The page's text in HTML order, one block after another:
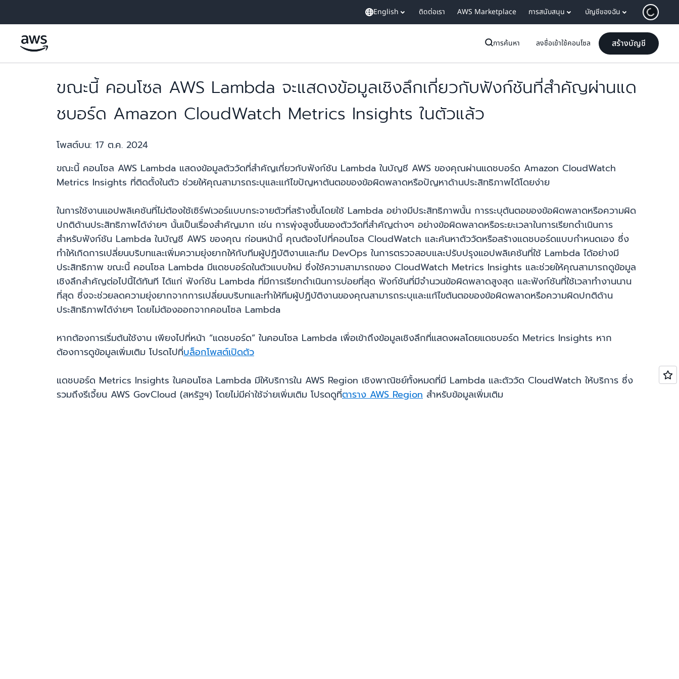
English ติดต่อเรา AWS Marketplace การสนับสนุน บัญชีของฉัน
การค้นหา ลงชื่อเข้าใช้คอนโซล สร้างบัญชี
ขณะนี้ คอนโซล AWS Lambda จะแสดงข้อมูลเชิงลึกเกี่ยวกับฟังก์ชันที่สำคัญผ่านแด
ชบอร์ด Amazon CloudWatch Metrics Insights ในตัวแล้ว
โพสต์บน: 17 ต.ค. 2024
ขณะนี้ คอนโซล AWS Lambda แสดงข้อมูลตัววัดที่สำคัญเกี่ยวกับฟังก์ชัน Lambda ในบัญชี AWS ของคุณผ่านแดชบอร์ด Amazon CloudWatch
Metrics Insights ที่ติดตั้งในตัว ช่วยให้คุณสามารถระบุและแก้ไขปัญหาต้นตอของข้อผิดพลาดหรือปัญหาด้านประสิทธิภาพได้โดยง่าย
ในการใช้งานแอปพลิเคชันที่ไม่ต้องใช้เซิร์ฟเวอร์แบบกระจายตัวที่สร้างขึ้นโดยใช้ Lambda อย่างมีประสิทธิภาพนั้น การระบุต้นตอของข้อผิดพลาดหรือความผิด
ปกติด้านประสิทธิภาพได้ง่ายๆ นั้นเป็นเรื่องสำคัญมาก เช่น การพุ่งสูงขึ้นของตัววัดที่สำคัญต่างๆ อย่างข้อผิดพลาดหรือระยะเวลาในการเรียกดำเนินการ
สำหรับฟังก์ชัน Lambda ในบัญชี AWS ของคุณ ก่อนหน้านี้ คุณต้องไปที่คอนโซล CloudWatch และค้นหาตัววัดหรือสร้างแดชบอร์ดแบบกำหนดเอง ซึ่ง
ทำให้เกิดการเปลี่ยนบริบทและเพิ่มความยุ่งยากให้กับทีมผู้ปฏิบัติงานและทีม DevOps ในการตรวจสอบและปรับปรุงแอปพลิเคชันที่ใช้ Lambda ได้อย่างมี
ประสิทธิภาพ ขณะนี้ คอนโซล Lambda มีแดชบอร์ดในตัวแบบใหม่ ซึ่งใช้ความสามารถของ CloudWatch Metrics Insights และช่วยให้คุณสามารถดูข้อมูล
เชิงลึกสำคัญต่อไปนี้ได้ทันที ได้แก่ ฟังก์ชัน Lambda ที่มีการเรียกดำเนินการบ่อยที่สุด ฟังก์ชันที่มีจำนวนข้อผิดพลาดสูงสุด และฟังก์ชันที่ใช้เวลาทำงานนาน
ที่สุด ซึ่งจะช่วยลดความยุ่งยากจากการเปลี่ยนบริบทและทำให้ทีมผู้ปฏิบัติงานของคุณสามารถระบุและแก้ไขต้นตอของข้อผิดพลาดหรือความผิดปกติด้าน
ประสิทธิภาพได้ง่ายๆ โดยไม่ต้องออกจากคอนโซล Lambda
หากต้องการเริ่มต้นใช้งาน เพียงไปที่หน้า “แดชบอร์ด” ในคอนโซล Lambda เพื่อเข้าถึงข้อมูลเชิงลึกที่แสดงผลโดยแดชบอร์ด Metrics Insights หาก
ต้องการดูข้อมูลเพิ่มเติม โปรดไปที่บล็อกโพสต์เปิดตัว
แดชบอร์ด Metrics Insights ในคอนโซล Lambda มีให้บริการใน AWS Region เชิงพาณิชย์ทั้งหมดที่มี Lambda และตัววัด CloudWatch ให้บริการ ซึ่ง
รวมถึงรีเจี้ยน AWS GovCloud (สหรัฐฯ) โดยไม่มีค่าใช้จ่ายเพิ่มเติม โปรดดูที่ตาราง AWS Region สำหรับข้อมูลเพิ่มเติม